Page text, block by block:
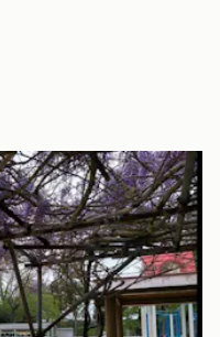
設です
り、子どもたちは登園後